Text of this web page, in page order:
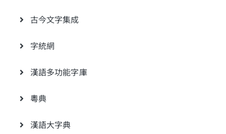
古今文字集成
字統網
漢語多功能字庫
粵典
漢語大字典